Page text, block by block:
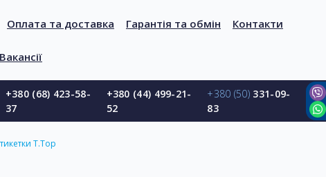
Оплата та доставка Гарантія та обмін Контакти
Вакансії
+380 (68) 423-58-
37
+380 (44) 499-21-
52
+380 (50) 331-09-
83
T.Top